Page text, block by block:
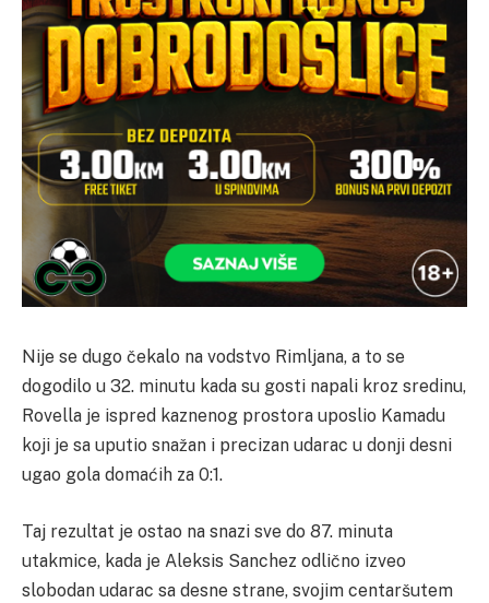
Nije se dugo čekalo na vodstvo Rimljana, a to se
dogodilo u 32. minutu kada su gosti napali kroz sredinu,
Rovella je ispred kaznenog prostora uposlio Kamadu
koji je sa uputio snažan i precizan udarac u donji desni
ugao gola domaćih za 0:1.
Taj rezultat je ostao na snazi sve do 87. minuta
utakmice, kada je Aleksis Sanchez odlično izveo
slobodan udarac sa desne strane, svojim centaršutem